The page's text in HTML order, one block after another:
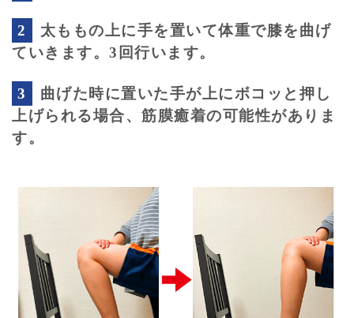
2
太ももの上に手を置いて体重で膝を曲げ
ていきます。3回行います。
3
曲げた時に置いた手が上にボコッと押し
上げられる場合、筋膜癒着の可能性がありま
す。